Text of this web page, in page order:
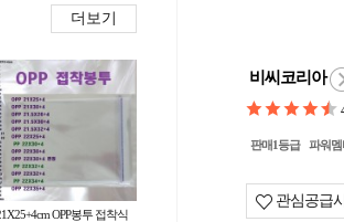
더보기
OPP봉투 접착식
비씨코리아
판매1등급 파워멤
관심공급